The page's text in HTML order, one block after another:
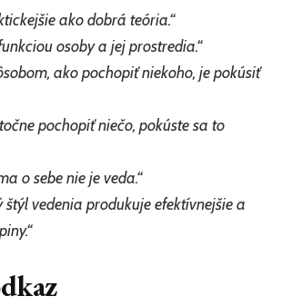
ako dobrá teória.“
osoby a jej prostredia.“
ako pochopiť niekoho, je pokúsiť
pochopiť niečo, pokúste sa to
o sebe nie je veda.“
štýl vedenia produkuje efektívnejšie a